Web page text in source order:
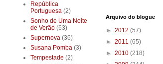
República
Portuguesa (2)
Sonho de Uma Noite
de Verão (63)
Supernova (36)
Susana Pomba (3)
Tempestade (2)
Arquivo do blogue
► 2012 (57)
► 2011 (65)
► 2010 (218)